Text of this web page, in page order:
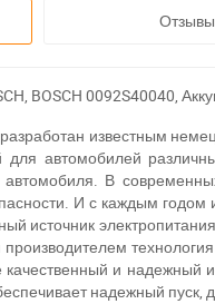
Отзывы
BOSCH 0092S40040,
известным
для автомобилей
В
И с каждым
источник
производителем
и надежный
надежный